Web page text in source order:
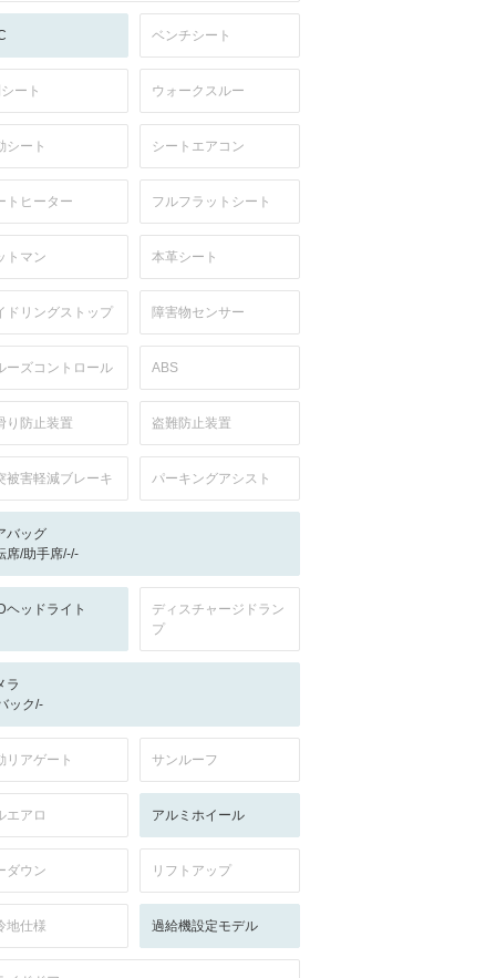
ベンチシート
ート ウォークスルー
シート シートエアコン
トヒーター フルフラットシート
トマン 本革シート
ドリングストップ 障害物センサー
ーズコントロール ABS
り防止装置 盗難防止装置
被害軽減ブレーキ パーキングアシスト
バッグ
席/助手席/-/-
ヘッドライト
ディスチャージドラン
プ
ラ
ック/-
リアゲート サンルーフ
エアロ アルミホイール
ダウン リフトアップ
地仕様 過給機設定モデル